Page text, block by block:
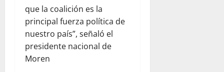
que la coalición es la
principal fuerza política de
nuestro país”, señaló el
presidente nacional de
Moren